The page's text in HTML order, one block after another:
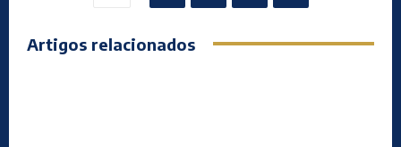
Artigos relacionados